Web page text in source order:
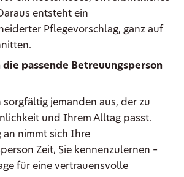
entsteht ein
Pflegevorschlag, ganz auf
passende Betreuungsperson
sorgfältig jemanden aus, der zu
und Ihrem Alltag passt.
an nimmt sich Ihre
Zeit, Sie kennenzulernen –
für eine vertrauensvolle